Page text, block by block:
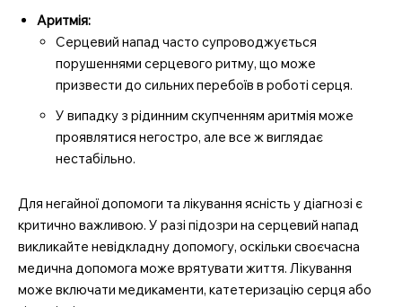
Аритмія:
Серцевий напад часто супроводжується
порушеннями серцевого ритму, що може
призвести до сильних перебоїв в роботі серця.
У випадку з рідинним скупченням аритмія може
проявлятися негостро, але все ж виглядає
нестабільно.
Для негайної допомоги та лікування ясність у діагнозі є
критично важливою. У разі підозри на серцевий напад
викликайте невідкладну допомогу, оскільки своєчасна
медична допомога може врятувати життя. Лікування
може включати медикаменти, катетеризацію серця або